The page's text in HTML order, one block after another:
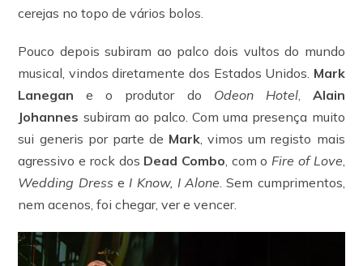
cerejas no topo de vários bolos.
Pouco depois subiram ao palco dois vultos do mundo
musical, vindos diretamente dos Estados Unidos. Mark
Lanegan e o produtor do Odeon Hotel, Alain
Johannes subiram ao palco. Com uma presença muito
sui generis por parte de Mark , vimos um registo mais
agressivo e rock dos Dead Combo , com o Fire of Love
Wedding Dress e I Know, I Alone . Sem cumprimentos,
nem acenos, foi chegar, ver e vencer.